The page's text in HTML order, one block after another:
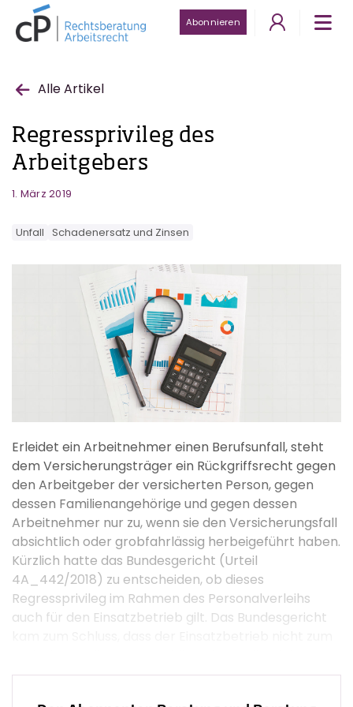
Abonnieren
Alle Artikel
Regressprivileg des
Arbeitgebers
1. März 2019
Unfall Schadenersatz und Zinsen
Erleidet ein Arbeitnehmer einen Berufsunfall, steht
dem Versicherungsträger ein Rückgriffsrecht gegen
den Arbeitgeber der versicherten Person, gegen
dessen Familienangehörige und gegen dessen
Arbeitnehmer nur zu, wenn sie den Versicherungsfall
absichtlich oder grobfahrlässig herbeigeführt haben.
Kürzlich hatte das Bundesgericht (Urteil
4A_442/2018) zu entscheiden, ob dieses
Regressprivileg im Rahmen des Personalverleihs
auch für den Einsatzbetrieb gilt. Das Bundesgericht
der gesetzlichen Definition des Arbeitgebers, der